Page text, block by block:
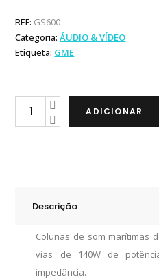
REF: GS600
Categoria:ÁUDIO & VÍDEO
Etiqueta: GME
GME
quantity
ADICIONAR
Descrição
Colunas de som marítimas
vias de 140W de
impedância.